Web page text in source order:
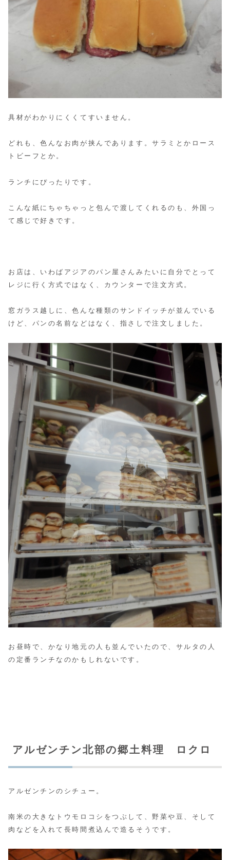
具材がわかりにくくてすいません。
どれも、色んなお肉が挟んであります。サラミとかロース
トビーフとか。
ランチにぴったりです。
こんな紙にちゃちゃっと包んで渡してくれるのも、外国っ
て感じで好きです。
お店は、いわばアジアのパン屋さんみたいに自分でとって
レジに行く方式ではなく、 カウンターで注文方式。
窓ガラス越しに、色んな種類のサンドイッチが並んでいる
けど、パンの名前などはなく、 指さしで注文しました。
お昼時で、かなり地元の人も並んでいたので、サルタの人
の定番ランチなのかもしれないです。
アルゼンチン北部の郷土料理 ロクロ
アルゼンチンのシチュー。
南米の大きなトウモロコシをつぶして、野菜や豆、そして
肉などを入れて長時間煮込んで造るそうです。